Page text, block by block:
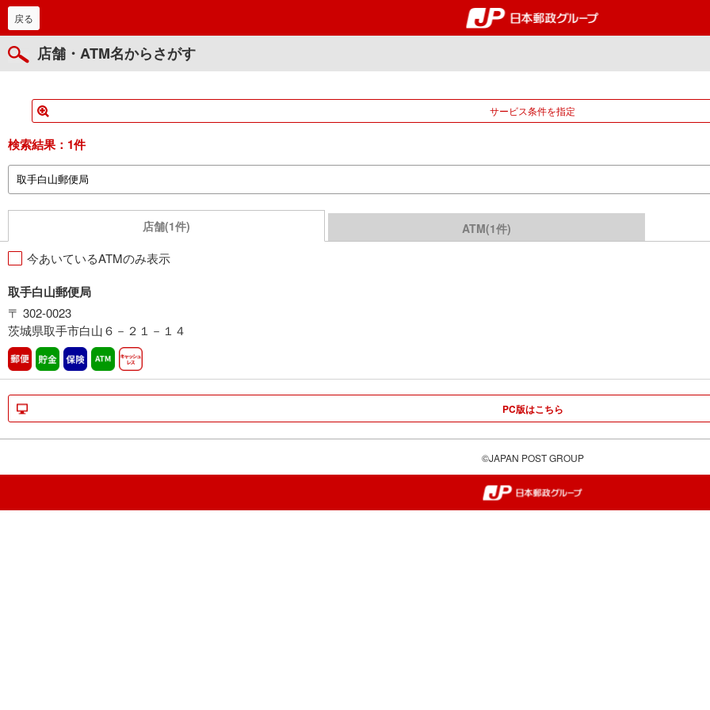
郵便局・日本郵政グループ
戻る
店舗・ATM名からさがす
サービス条件を指定
検索結果： 1件
店舗(1件) ATM(1件)
今あいているATMのみ表示
取手白山郵便局
〒 302-0023
茨城県取手市白山６－２１－１４
郵便 貯金 保険 ATM営業中
PC版はこちら
©JAPAN POST GROUP